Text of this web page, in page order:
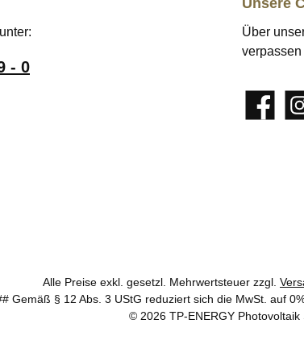
- 0
Unsere
Über
Facebook
Alle Preise exkl. gesetzl. Mehrwertsteuer zzgl.
Gemäß § 12 Abs. 3 UStG reduziert sich die MwSt. auf
© 2026 TP-ENERGY